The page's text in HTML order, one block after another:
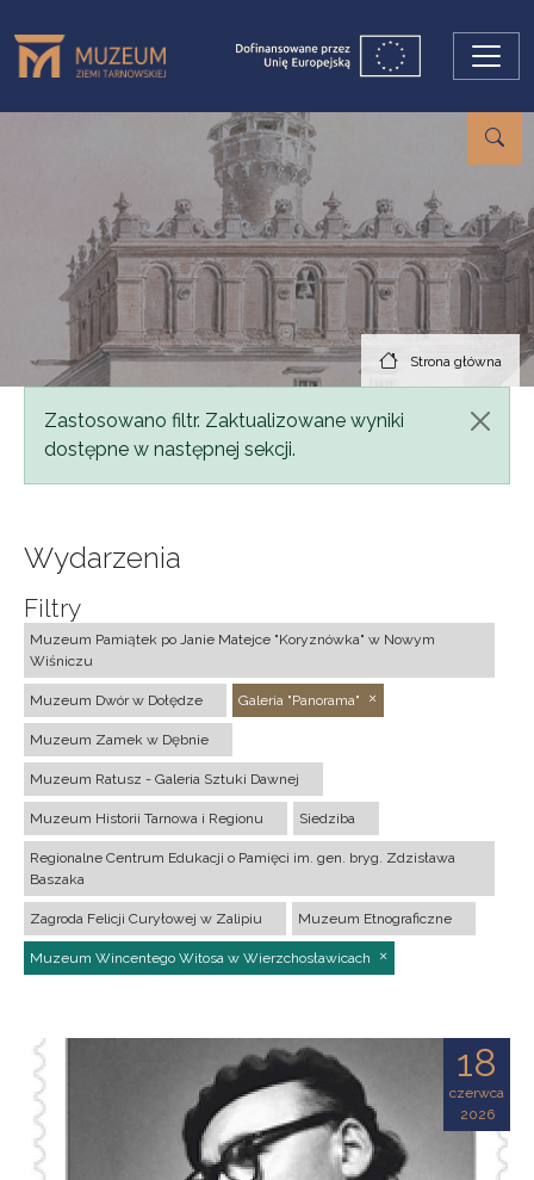
Strona główna
Komunikat
Zastosowano filtr. Zaktualizowane wyniki
dostępne w następnej sekcji.
Wydarzenia
Filtry
Muzeum Pamiątek po Janie Matejce "Koryznówka" w Nowym
Wiśniczu
Muzeum Dwór w Dołędze Galeria "Panorama"
Muzeum Zamek w Dębnie
Muzeum Ratusz - Galeria Sztuki Dawnej
Muzeum Historii Tarnowa i Regionu Siedziba
Regionalne Centrum Edukacji o Pamięci im. gen. bryg. Zdzisława
Baszaka
Zagroda Felicji Curyłowej w Zalipiu Muzeum Etnograficzne
Muzeum Wincentego Witosa w Wierzchosławicach
18
czerwca
2026